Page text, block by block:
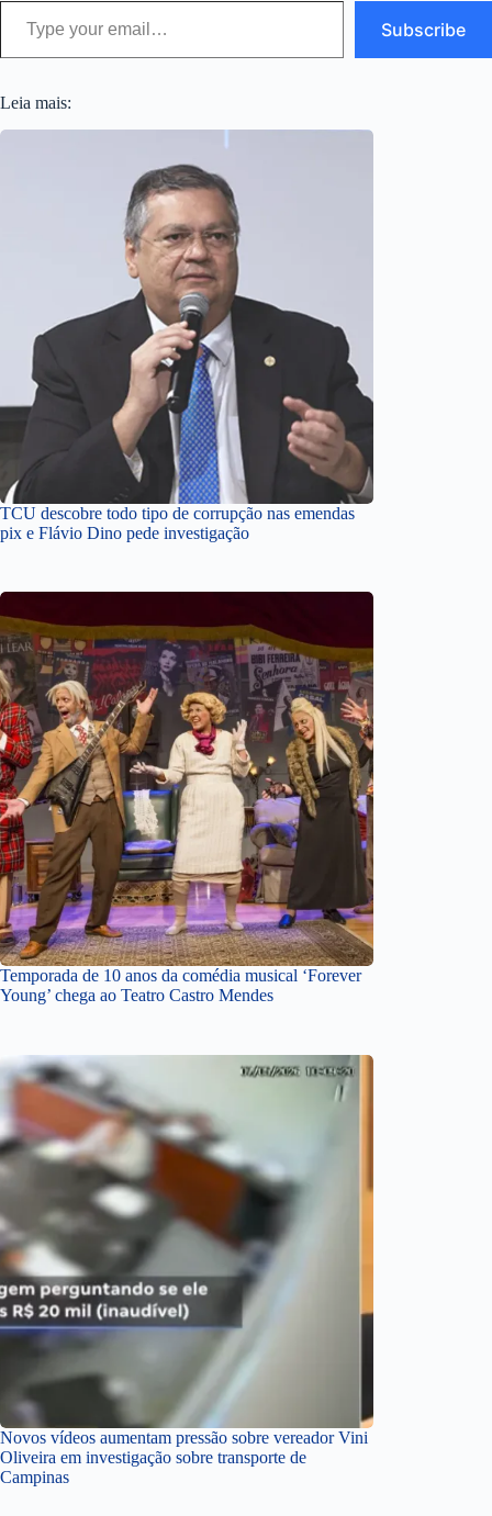
Subscribe
Leia mais:
TCU descobre todo tipo de corrupção nas emendas
pix e Flávio Dino pede investigação
Temporada de 10 anos da comédia musical ‘Forever
Young’ chega ao Teatro Castro Mendes
Novos vídeos aumentam pressão sobre vereador Vini
Oliveira em investigação sobre transporte de
Campinas